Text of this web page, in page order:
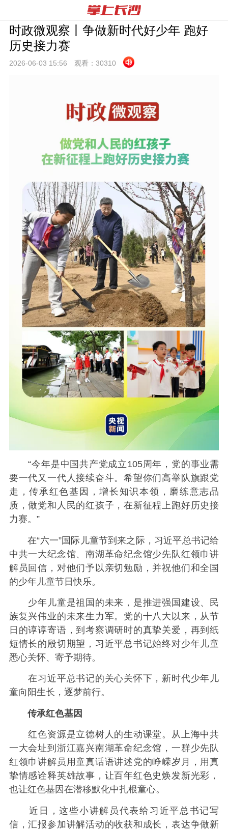
时政微观察丨争做新时代好少年 跑好
历史接力赛
2026-06-03 15:56 观看： 30310
“今年是中国共产党成立105周年，党的事业需
要一代又一代人接续奋斗。希望你们高举队旗跟党
走，传承红色基因，增长知识本领，磨练意志品
质，做党和人民的红孩子，在新征程上跑好历史接
力赛。”
在“六一”国际儿童节到来之际，习近平总书记给
中共一大纪念馆、南湖革命纪念馆少先队红领巾讲
解员回信，对他们予以亲切勉励，并祝他们和全国
的少年儿童节日快乐。
少年儿童是祖国的未来，是推进强国建设、民
族复兴伟业的未来生力军。党的十八大以来，从节
日的谆谆寄语，到考察调研时的真挚关爱，再到纸
短情长的殷切期望，习近平总书记始终对少年儿童
悉心关怀、寄予期待。
在习近平总书记的关心关怀下，新时代少年儿
童向阳生长，逐梦前行。
传承红色基因
红色资源是立德树人的生动课堂。从上海中共
一大会址到浙江嘉兴南湖革命纪念馆，一群少先队
红领巾讲解员用童真话语讲述党的峥嵘岁月，用真
挚情感诠释英雄故事，让百年红色史焕发新光彩，
也让红色基因在潜移默化中扎根童心。
近日，这些小讲解员代表给习近平总书记写
信，汇报参加讲解活动的收获和成长，表达争做新